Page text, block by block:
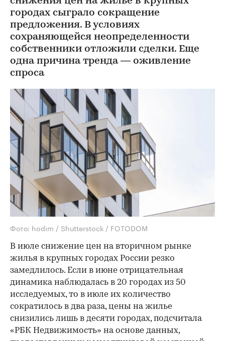
городах сыграло сокращение
предложения. В условиях
сохраняющейся неопределенности
собственники отложили сделки. Еще
одна причина тренда — оживление
спроса
Фото: hodim / Shutterstock / FOTODOM
В июле снижение цен на вторичном рынке
жилья в крупных городах России резко
замедлилось. Если в июне отрицательная
динамика наблюдалась в 20 городах из 50
исследуемых, то в июле их количество
сократилось в два раза, цены на жилье
снизились лишь в десяти городах, подсчитала
«РБК Недвижимость» на основе данных,